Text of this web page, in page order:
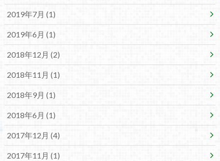
2019年7月 (1)
2019年6月 (1)
2018年12月 (2)
2018年11月 (1)
2018年9月 (1)
2018年6月 (1)
2017年12月 (4)
2017年11月 (1)